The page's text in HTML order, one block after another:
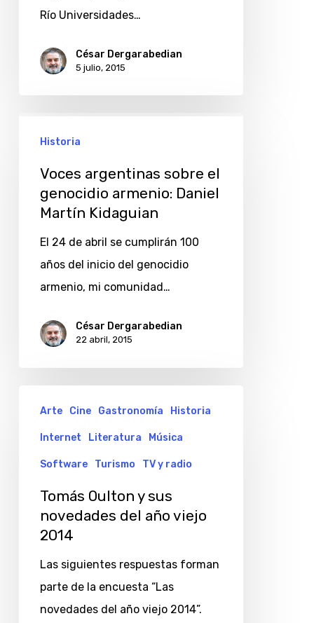
Río Universidades…
César Dergarabedian
5 julio, 2015
argentinas
sobre
genocidio
armenio:
Daniel
Historia
Voces argentinas sobre el
genocidio armenio: Daniel
Martín Kidaguian
El 24 de abril se cumplirán 100
años del inicio del genocidio
armenio, mi comunidad…
César Dergarabedian
22 abril, 2015
Oulton
Arte Cine Gastronomía Historia
Internet Literatura Música
Software Turismo TV y radio
Tomás Oulton y sus
novedades del año viejo
2014
Las siguientes respuestas forman
parte de la encuesta “Las
novedades del año viejo 2014”.